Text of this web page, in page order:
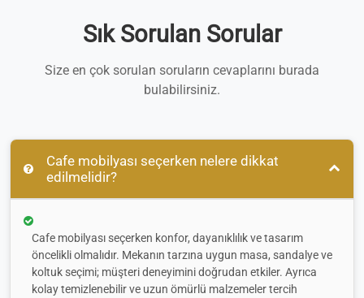
Sık Sorulan Sorular
Size en çok sorulan soruların cevaplarını burada
bulabilirsiniz.
Cafe mobilyası seçerken nelere dikkat
edilmelidir?
Cafe mobilyası seçerken konfor, dayanıklılık ve tasarım
öncelikli olmalıdır. Mekanın tarzına uygun masa, sandalye ve
koltuk seçimi; müşteri deneyimini doğrudan etkiler. Ayrıca
kolay temizlenebilir ve uzun ömürlü malzemeler tercih